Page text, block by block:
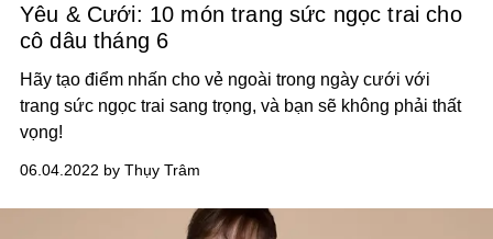
Yêu & Cưới: 10 món trang sức ngọc trai cho
cô dâu tháng 6
Hãy tạo điểm nhấn cho vẻ ngoài trong ngày cưới với
trang sức ngọc trai sang trọng, và bạn sẽ không phải thất
vọng!
06.04.2022 by Thụy Trâm